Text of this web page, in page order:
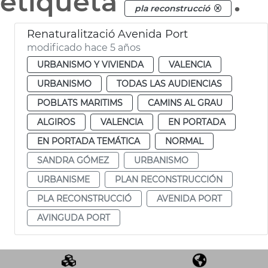
pla reconstrucció
Renaturalització Avenida Port
modificado hace 5 años
URBANISMO Y VIVIENDA
VALENCIA
URBANISMO
TODAS LAS AUDIENCIAS
POBLATS MARITIMS
CAMINS AL GRAU
ALGIROS
VALENCIA
EN PORTADA
EN PORTADA TEMÁTICA
NORMAL
SANDRA GÓMEZ
URBANISMO
URBANISME
PLAN RECONSTRUCCIÓN
PLA RECONSTRUCCIÓ
AVENIDA PORT
AVINGUDA PORT